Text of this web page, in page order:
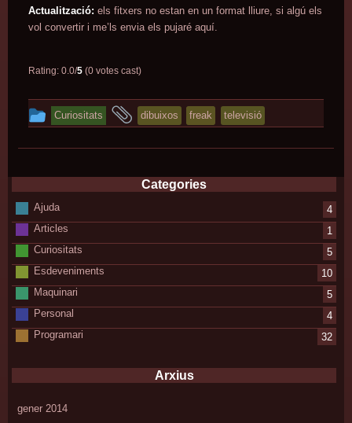
Actualització: els fitxers no estan en un format lliure, si algú els
vol convertir i me’ls envia els pujaré aquí.
Rating: 0.0/5 (0 votes cast)
This
entry
was
posted
in
Curiositats
and
dibuixos freak televisió
Categories
Ajuda
4
Articles
1
Curiositats
5
Esdeveniments
10
Maquinari
5
Personal
4
Programari
32
Arxius
gener 2014